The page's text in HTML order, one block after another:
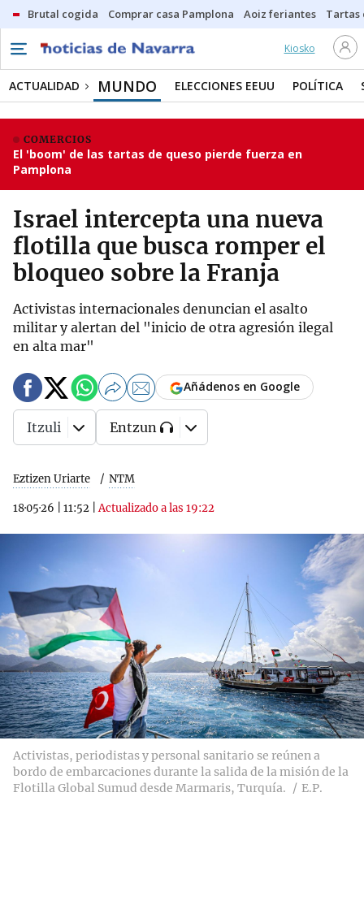
Brutal cogida Comprar casa Pamplona Aoiz feriantes Tartas
Kiosko
ACTUALIDAD MUNDO ELECCIONES EEUU POLÍTICA
COMERCIOS
El 'boom' de las tartas de queso pierde fuerza en
Pamplona
Israel intercepta una nueva
flotilla que busca romper el
bloqueo sobre la Franja
Activistas internacionales denuncian el asalto
militar y alertan del "inicio de otra agresión ilegal
en alta mar"
Eztizen Uriarte NTM
18·05·26 11:52 |Actualizado a las 19:22
Añádenos en Google
Itzuli Entzun
Activistas, periodistas y personal sanitario se reúnen a
bordo de embarcaciones durante la salida de la misión de la
Flotilla Global Sumud desde Marmaris, Turquía.
E.P.